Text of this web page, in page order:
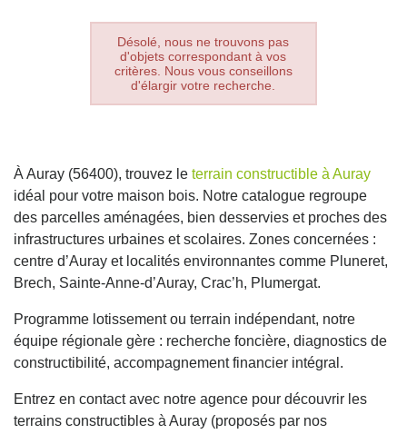
Désolé, nous ne trouvons pas
d'objets correspondant à vos
critères. Nous vous conseillons
d'élargir votre recherche.
À Auray (56400), trouvez le terrain constructible à Auray
idéal pour votre maison bois. Notre catalogue regroupe
des parcelles aménagées, bien desservies et proches des
infrastructures urbaines et scolaires. Zones concernées :
centre d’Auray et localités environnantes comme Pluneret,
Brech, Sainte-Anne-d’Auray, Crac’h, Plumergat.
Programme lotissement ou terrain indépendant, notre
équipe régionale gère : recherche foncière, diagnostics de
constructibilité, accompagnement financier intégral.
Entrez en contact avec notre agence pour découvrir les
terrains constructibles à Auray (proposés par nos